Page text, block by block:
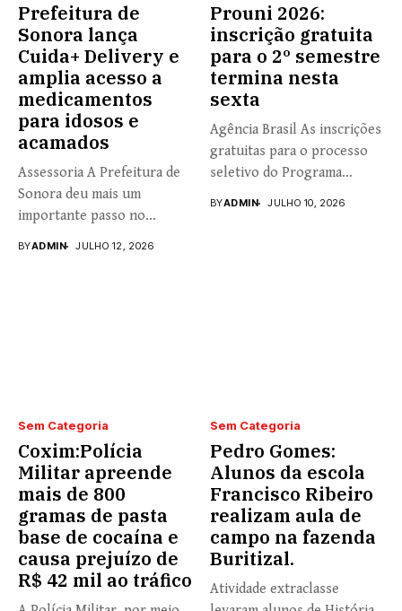
Prefeitura de
Sonora lança
Cuida+ Delivery e
amplia acesso a
medicamentos
para idosos e
acamados
Assessoria A Prefeitura de
Sonora deu mais um
importante passo no
BYADMIN JULHO 12, 2026
Prouni 2026:
inscrição gratuita
para o 2º semestre
termina nesta
sexta
Agência Brasil As inscrições
gratuitas para o processo
seletivo do Programa
BYADMIN JULHO 10, 2026
Sem Categoria
Coxim:Polícia
Militar apreende
mais de 800
gramas de pasta
base de cocaína e
causa prejuízo de
R$ 42 mil ao tráfico
Sem Categoria
Pedro Gomes:
Alunos da escola
Francisco Ribeiro
realizam aula de
campo na fazenda
Buritizal.
Atividade extraclasse